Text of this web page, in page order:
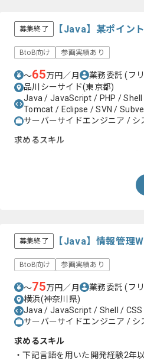
募集終了 【Java】某ポイン
BtoB向け 参画実績あり
〜65万円／月 業務委託(フ
品川シーサイド(東京都)
Java / JavaScript / PHP /
Tomcat / Eclipse / SVN /
サーバーサイドエンジニア /
求めるスキル
募集終了 【Java】情報管理
BtoB向け 参画実績あり
〜75万円／月 業務委託(フ
横浜(神奈川県)
Java / JavaScript / Shell /
サーバーサイドエンジニア /
求めるスキル
・下記言語を用いた開発経験2年